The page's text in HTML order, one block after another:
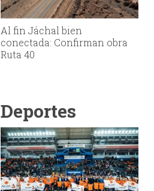
Al fin Jáchal bien
conectada: Confirman obra
Ruta 40
Deportes